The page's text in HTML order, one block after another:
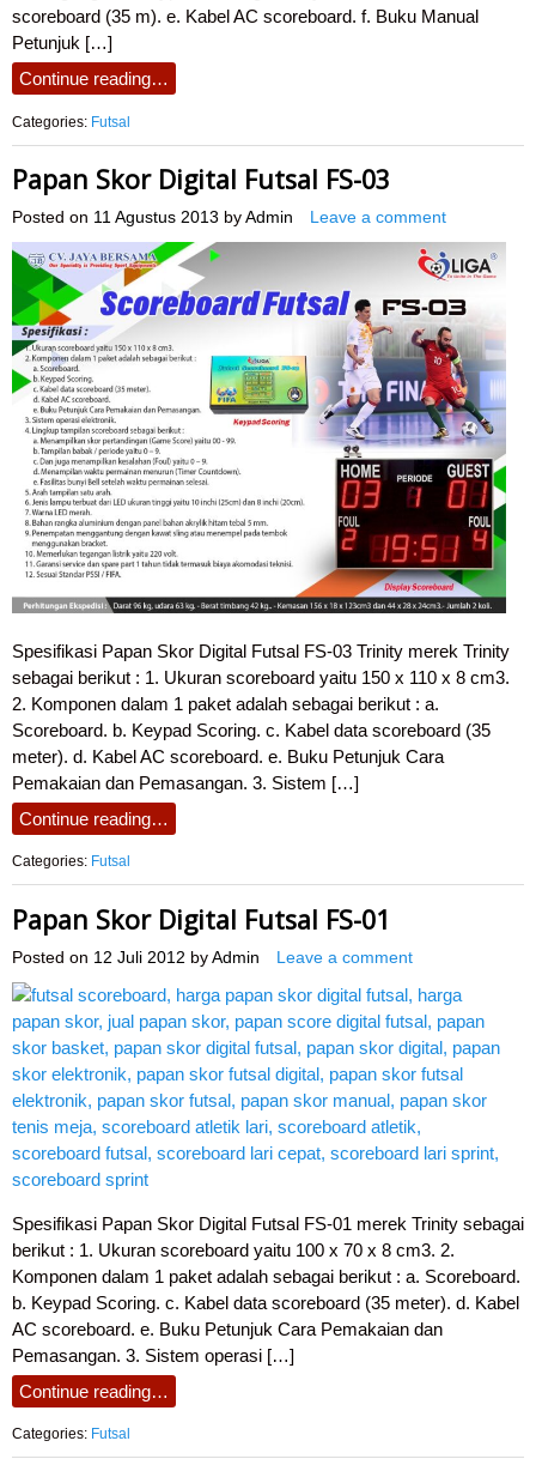
scoreboard (35 m). e. Kabel AC scoreboard. f. Buku Manual
Petunjuk […]
Continue reading…
Categories: Futsal
Papan Skor Digital Futsal FS-03
Posted on 11 Agustus 2013 by Admin Leave a comment
Spesifikasi Papan Skor Digital Futsal FS-03 Trinity merek Trinity
sebagai berikut : 1. Ukuran scoreboard yaitu 150 x 110 x 8 cm3.
2. Komponen dalam 1 paket adalah sebagai berikut : a.
Scoreboard. b. Keypad Scoring. c. Kabel data scoreboard (35
meter). d. Kabel AC scoreboard. e. Buku Petunjuk Cara
Pemakaian dan Pemasangan. 3. Sistem […]
Continue reading…
Categories: Futsal
Papan Skor Digital Futsal FS-01
Posted on 12 Juli 2012 by Admin Leave a comment
Spesifikasi Papan Skor Digital Futsal FS-01 merek Trinity sebagai
berikut : 1. Ukuran scoreboard yaitu 100 x 70 x 8 cm3. 2.
Komponen dalam 1 paket adalah sebagai berikut : a. Scoreboard.
b. Keypad Scoring. c. Kabel data scoreboard (35 meter). d. Kabel
AC scoreboard. e. Buku Petunjuk Cara Pemakaian dan
Pemasangan. 3. Sistem operasi […]
Continue reading…
Categories: Futsal